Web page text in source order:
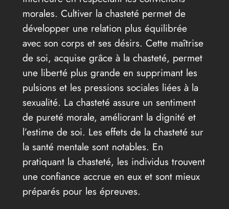
morales. Cultiver la chasteté permet de
développer une relation plus équilibrée
avec son corps et ses désirs. Cette maîtrise
de soi, acquise grâce à la chasteté, permet
une liberté plus grande en supprimant les
pulsions et les pressions sociales liées à la
sexualité. La chasteté assure un sentiment
de pureté morale, améliorant la dignité et
l’estime de soi. Les effets de la chasteté sur
la santé mentale sont notables. En
pratiquant la chasteté, les individus trouvent
une confiance accrue en eux et sont mieux
préparés pour les épreuves.